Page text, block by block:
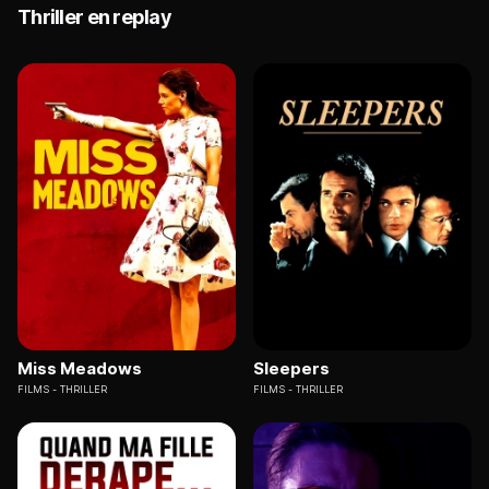
Thriller en replay
Miss Meadows
FILMS THRILLER
Sleepers
FILMS THRILLER